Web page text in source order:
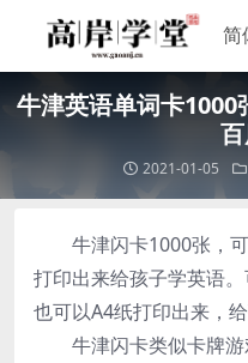
牛津英语单词卡1000
2021-01-05
牛津闪卡1000张，可
打印出来给孩子学英语。
也可以A4纸打印出来，给
牛津闪卡类似卡牌游